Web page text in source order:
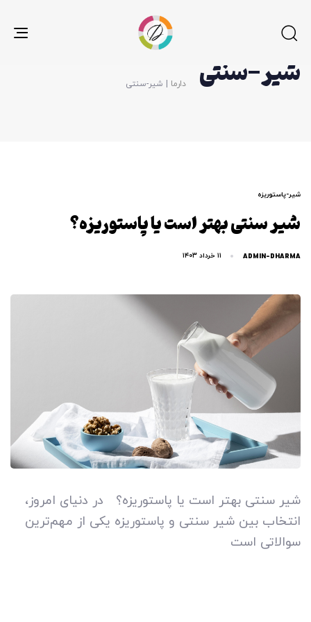
دارما شیر-سنتی شیر-سنتی
شیر-پاستوریزه
شیر سنتی بهتر است یا پاستوریزه؟
ADMIN-DHARMA ۱۱ خرداد ۱۴۰۳
شیر سنتی بهتر است یا پاستوریزه؟ در دنیای امروز،
انتخاب بین شیر سنتی و پاستوریزه یکی از مهم‌ترین
سوالاتی است